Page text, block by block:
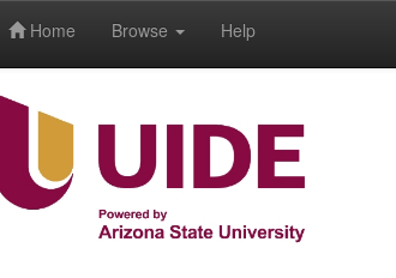
Home Browse Help